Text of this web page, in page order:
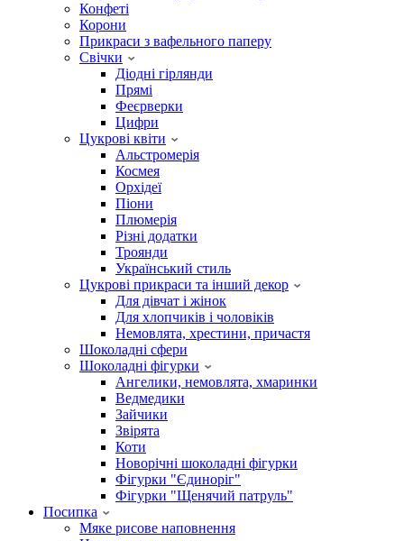
Конфеті
Корони
Прикраси з вафельного паперу
Свічки
Діодні гірлянди
Прямі
Феєрверки
Цифри
Цукрові квіти
Альстромерія
Космея
Орхідеї
Піони
Плюмерія
Різні додатки
Троянди
Український стиль
Цукрові прикраси та інший декор
Для дівчат і жінок
Для хлопчиків і чоловіків
Немовлята, хрестини, причастя
Шоколадні сфери
Шоколадні фігурки
Ангелики, немовлята, хмаринки
Ведмедики
Зайчики
Звірята
Коти
Новорічні шоколадні фігурки
Фігурки "Єдиноріг"
Фігурки "Щенячий патруль"
Посипка
Мяке рисове наповнення